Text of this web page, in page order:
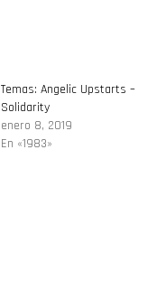
Temas: Angelic Upstarts –
Solidarity
enero 8, 2019
En «1983»